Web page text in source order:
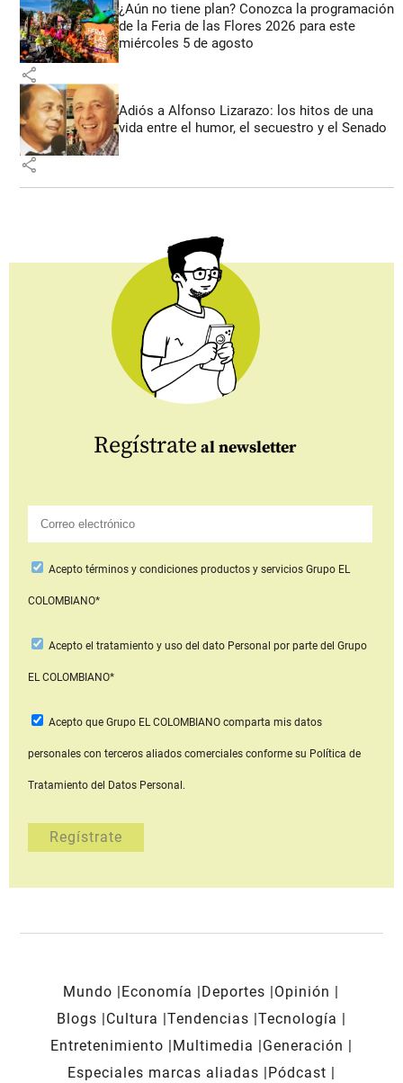
¿Aún no tiene plan? Conozca la programación
de la Feria de las Flores 2026 para este
miércoles 5 de agosto
share
Adiós a Alfonso Lizarazo: los hitos de una
vida entre el humor, el secuestro y el Senado
share
Regístrate al newsletter
Aceptotérminos y condiciones productos y serviciosGrupo EL
COLOMBIANO*
Acepto el tratamiento y uso del dato Personal por parte del Grupo
EL COLOMBIANO*
Acepto que Grupo EL COLOMBIANOcomparta mis datos
personales con terceros aliados comerciales conforme su Política de
Tratamiento del Datos Personal.
Mundo Economía Deportes
Opinión
Blogs
Cultura Tendencias Tecnología
Entretenimiento
Multimedia
Generación
Especiales marcas aliadas
Pódcast